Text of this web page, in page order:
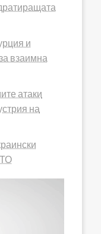
и
взаимна
атаки
на